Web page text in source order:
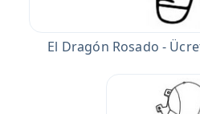
El Dragón Rosado -